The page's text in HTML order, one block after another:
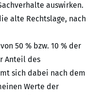
auswirken.
alte Rechtslage, nach
50 % bzw. 10 % der
Anteil des
sich dabei nach dem
Werte der